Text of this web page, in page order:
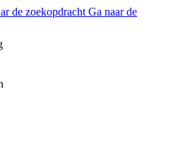
de zoekopdracht Ga naar de